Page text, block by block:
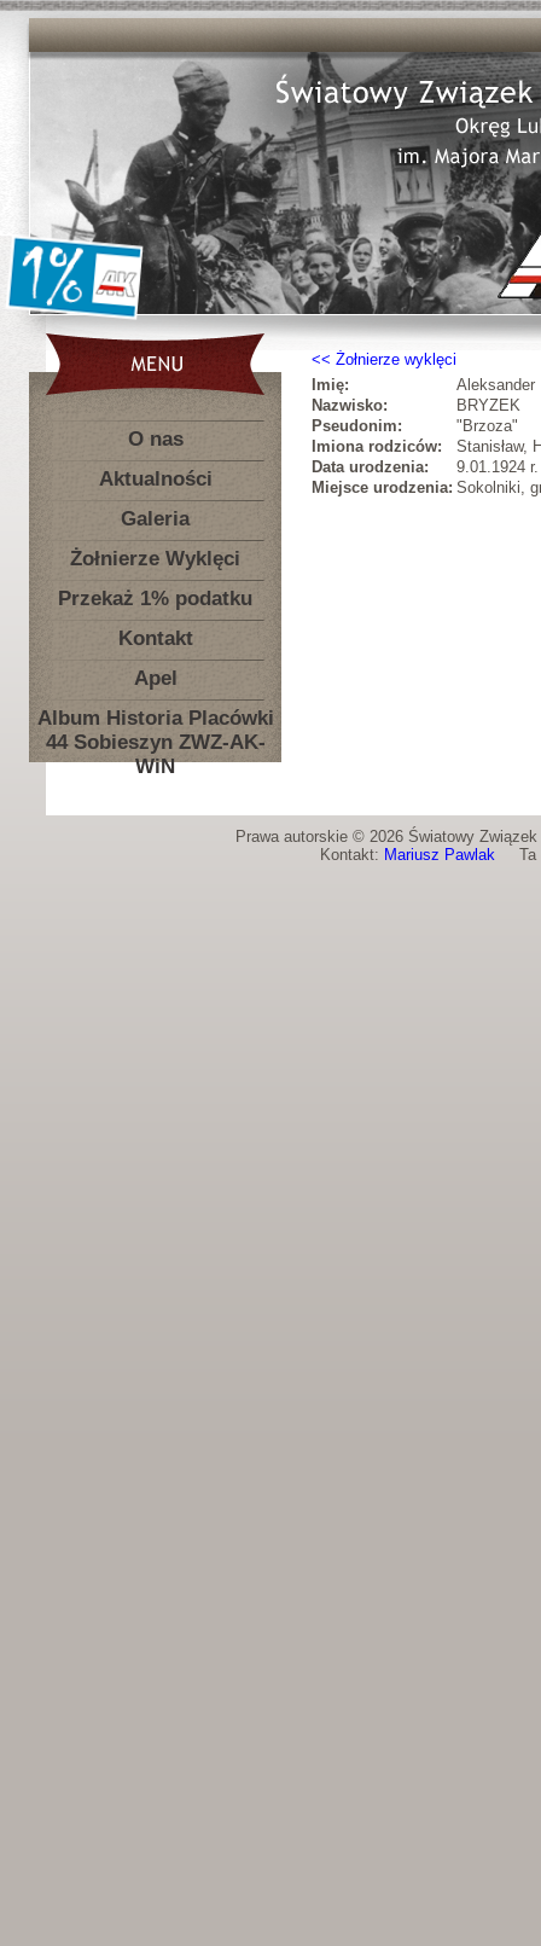
O nas
Aktualności
Galeria
Żołnierze Wyklęci
Przekaż 1% podatku
Kontakt
Apel
Album Historia Placówki
44 Sobieszyn ZWZ-AK-
WiN
Żołnierze wyklęci
Imię:
Aleksander
Nazwisko:
BRYZEK
Pseudonim:
"Brzoza"
Imiona rodziców:
Stanisław,
Data urodzenia:
9.01.1924 r.
Miejsce urodzenia: Sokolniki,
Prawa autorskie © 2026 Światowy
Kontakt: Mariusz PawlakTa